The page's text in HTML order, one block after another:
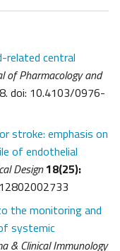
related central
of Pharmacology and
doi: 10.4103/0976-
stroke: emphasis on
of endothelial
Design18(25):
the monitoring and
systemic
& Clinical Immunology